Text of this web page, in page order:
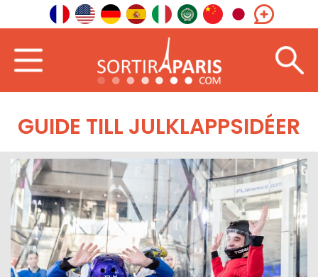
GUIDE TILL JULKLAPPSIDÉER